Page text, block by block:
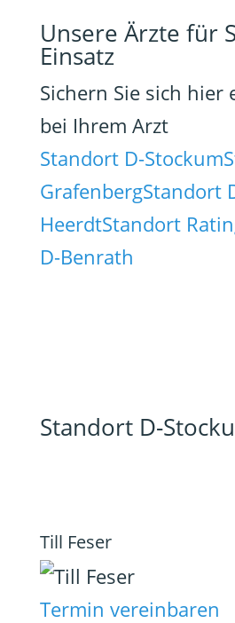
Unsere Ärzte für
Einsatz
Sichern Sie sich hier
bei Ihrem Arzt
Standort D-Stockum
GrafenbergStandort
HeerdtStandort
D-Benrath
Standort D-
Till Feser
Termin vereinbaren